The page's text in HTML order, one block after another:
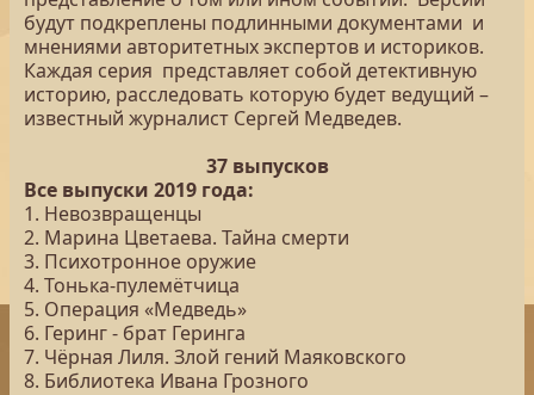
будут подкреплены подлинными документами и
мнениями авторитетных экспертов и историков.
Каждая серия представляет собой детективную
историю, расследовать которую будет ведущий –
известный журналист Сергей Медведев.
37 выпусков
Все выпуски 2019 года:
1. Невозвращенцы
2. Марина Цветаева. Тайна смерти
3. Психотронное оружие
4. Тонька-пулемётчица
5. Операция «Медведь»
6. Геринг - брат Геринга
7. Чёрная Лиля. Злой гений Маяковского
8. Библиотека Ивана Грозного